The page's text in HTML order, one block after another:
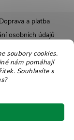
soubory cookies.
nám pomáhají
Souhlasíte s
Doprava a platba
osobních údajů
Moje objednávka
Upravit nastavení